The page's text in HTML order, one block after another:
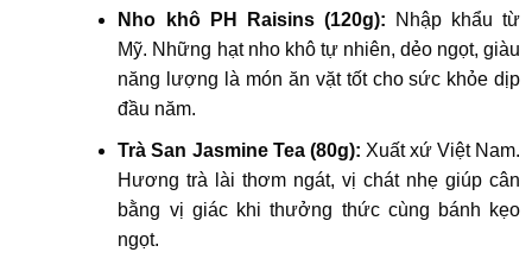
Nho khô PH Raisins (120g): Nhập khẩu từ
Mỹ. Những hạt nho khô tự nhiên, dẻo ngọt, giàu
năng lượng là món ăn vặt tốt cho sức khỏe dịp
đầu năm.
Trà San Jasmine Tea (80g): Xuất xứ Việt Nam.
Hương trà lài thơm ngát, vị chát nhẹ giúp cân
bằng vị giác khi thưởng thức cùng bánh kẹo
ngọt.